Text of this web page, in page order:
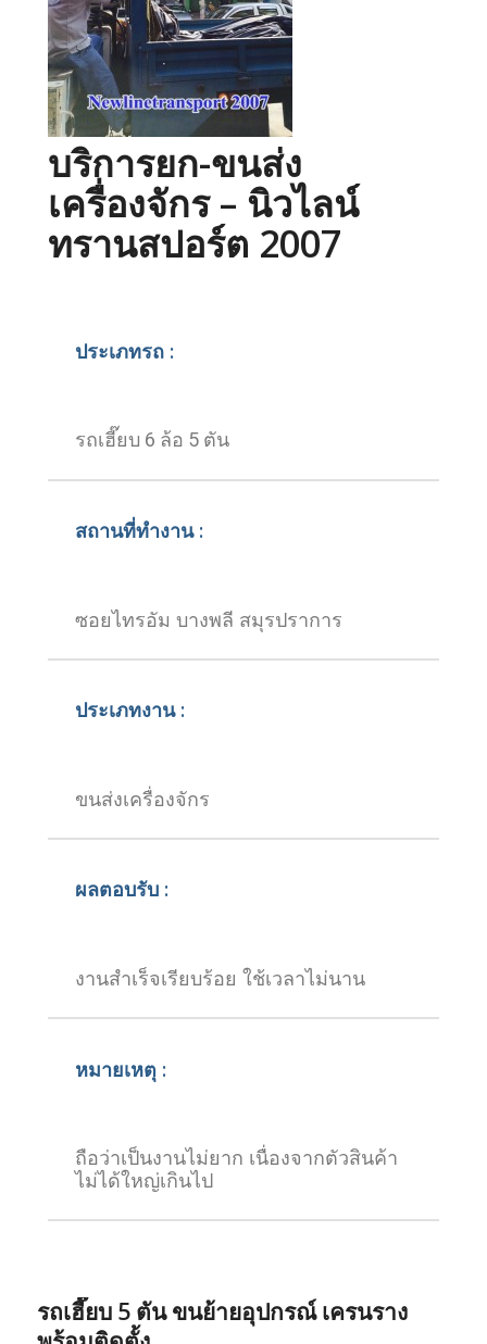
บริการยก-ขนส่ง
เครื่องจักร – นิวไลน์
ทรานสปอร์ต 2007
ประเภทรถ :
รถเฮี๊ยบ 6 ล้อ 5 ตัน
สถานที่ทำงาน :
ซอยไทรอัม บางพลี สมุรปราการ
ประเภทงาน :
ขนส่งเครื่องจักร
ผลตอบรับ :
งานสำเร็จเรียบร้อย ใช้เวลาไม่นาน
หมายเหตุ :
ถือว่าเป็นงานไม่ยาก เนื่องจากตัวสินค้า
ไม่ได้ใหญ่เกินไป
รถเฮี๊ยบ 5 ตัน ขนย้ายอุปกรณ์ เครนราง